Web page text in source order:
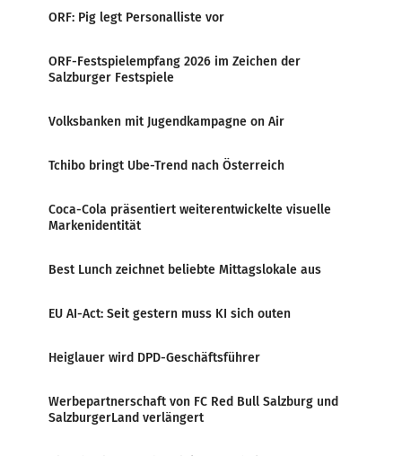
ORF: Pig legt Personalliste vor
ORF-Festspielempfang 2026 im Zeichen der
Salzburger Festspiele
Volksbanken mit Jugendkampagne on Air
Tchibo bringt Ube-Trend nach Österreich
Coca-Cola präsentiert weiterentwickelte visuelle
Markenidentität
Best Lunch zeichnet beliebte Mittagslokale aus
EU AI-Act: Seit gestern muss KI sich outen
Heiglauer wird DPD-Geschäftsführer
Werbepartnerschaft von FC Red Bull Salzburg und
SalzburgerLand verlängert